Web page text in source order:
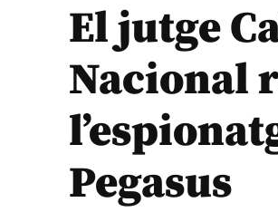
El jutge
Nacional
Pegasus